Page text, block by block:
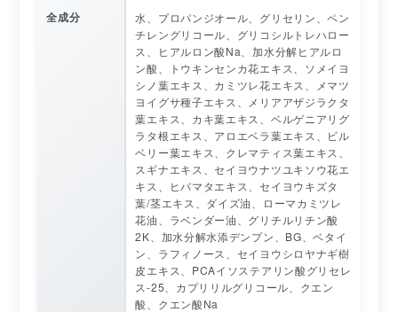
全成分
水、プロパンジオール、グリセリン、ペン
チレングリコール、グリコシルトレハロー
ス、ヒアルロン酸Na、加水分解ヒアルロ
ン酸、トウキンセンカ花エキス、ソメイヨ
シノ葉エキス、カミツレ花エキス、メマツ
ヨイグサ種子エキス、メリアアザジラクタ
葉エキス、カキ葉エキス、ベルゲニアリグ
ラタ根エキス、アロエベラ葉エキス、ビル
ベリー葉エキス、クレマティス葉エキス、
スギナエキス、セイヨウナツユキソウ花エ
キス、ヒバマタエキス、セイヨウキズタ
葉/茎エキス、ダイズ油、ローマカミツレ
花油、ラベンダー油、グリチルリチン酸
2K、加水分解水添デンプン、BG、ベタイ
ン、ラフィノース、セイヨウシロヤナギ樹
皮エキス、PCAイソステアリン酸グリセレ
ス-25、カプリリルグリコール、クエン
酸、クエン酸Na